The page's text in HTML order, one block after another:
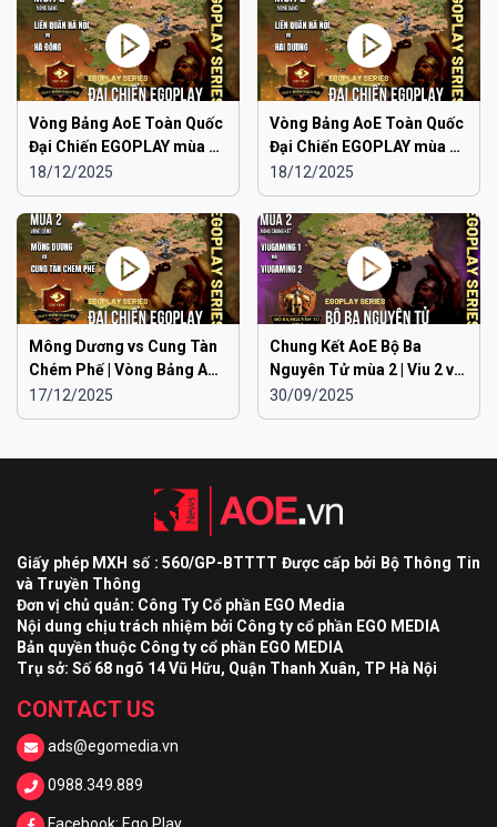
Vòng Bảng AoE Toàn Quốc
Đại Chiến EGOPLAY mùa 2 |
Liên Quân Hà Nội vs Hà
Đông
18/12/2025
Vòng Bảng AoE Toàn Quốc
Đại Chiến EGOPLAY mùa 2 |
Liên Quân Hà Nội vs Hải
Dương
18/12/2025
Mông Dương vs Cung Tàn
Chém Phế | Vòng Bảng AoE
Toàn Quốc Đại Chiến
EGOPLAY mùa 2
17/12/2025
Chung Kết AoE Bộ Ba
Nguyên Tử mùa 2 | Viu 2 vs
Viu 1
30/09/2025
Giấy phép MXH số : 560/GP-BTTTT Được cấp bởi Bộ Thông Tin
và Truyền Thông
Đơn vị chủ quản: Công Ty Cổ phần EGO Media
Nội dung chịu trách nhiệm bởi Công ty cổ phần EGO MEDIA
Bản quyền thuộc Công ty cổ phần EGO MEDIA
Trụ sở: Số 68 ngõ 14 Vũ Hữu, Quận Thanh Xuân, TP Hà Nội
CONTACT US
ads@egomedia.vn
0988.349.889